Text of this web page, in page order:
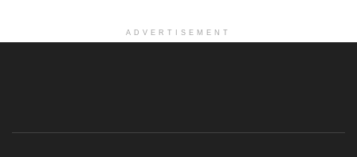
ADVERTISEMENT